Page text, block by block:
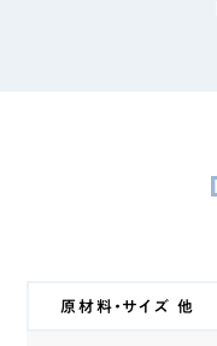
原材料・サイズ 他